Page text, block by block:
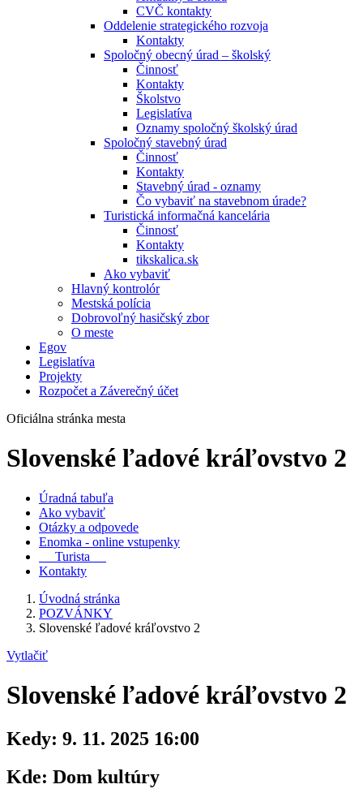
CVČ kontakty
Oddelenie strategického rozvoja
Kontakty
Spoločný obecný úrad – školský
Činnosť
Kontakty
Školstvo
Legislatíva
Oznamy spoločný školský úrad
Spoločný stavebný úrad
Činnosť
Kontakty
Stavebný úrad - oznamy
Čo vybaviť na stavebnom úrade?
Turistická informačná kancelária
Činnosť
Kontakty
tikskalica.sk
Ako vybaviť
Hlavný kontrolór
Mestská polícia
Dobrovoľný hasičský zbor
O meste
Egov
Legislatíva
Projekty
Rozpočet a Záverečný účet
Oficiálna stránka mesta
Slovenské ľadové kráľovstvo 2
Úradná tabuľa
Ako vybaviť
Otázky a odpovede
Enomka - online vstupenky
Turista
Kontakty
Úvodná stránka
POZVÁNKY
Slovenské ľadové kráľovstvo 2
Vytlačiť
Slovenské ľadové kráľovstvo 2
Kedy: 9. 11. 2025 16:00
Kde: Dom kultúry